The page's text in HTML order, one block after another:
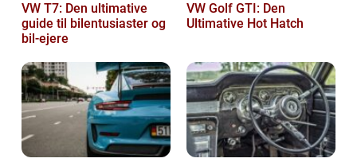
VW T7: Den ultimative
guide til bilentusiaster og
bil-ejere
VW Golf GTI: Den
Ultimative Hot Hatch